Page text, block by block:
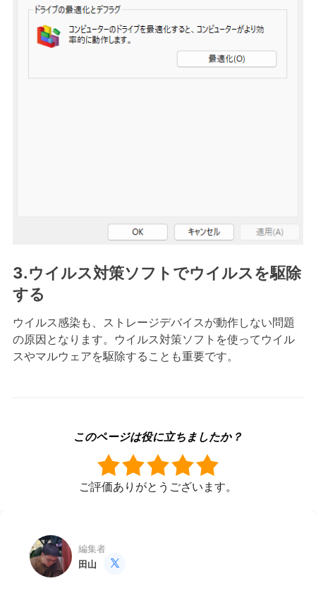
3.ウイルス対策ソフトでウイルスを駆除
する
ウイルス感染も、ストレージデバイスが動作しない問題
の原因となります。ウイルス対策ソフトを使ってウイル
スやマルウェアを駆除することも重要です。
このページは役に立ちましたか？
ご評価ありがとうございます。
編集者
田山
